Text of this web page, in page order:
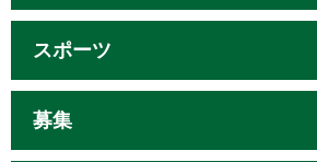
スポーツ
募集